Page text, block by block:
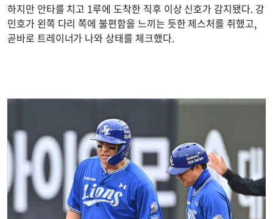
하지만 안타를 치고 1루에 도착한 직후 이상 신호가 감지됐다. 강
민호가 왼쪽 다리 쪽에 불편함을 느끼는 듯한 제스처를 취했고,
곧바로 트레이너가 나와 상태를 체크했다.